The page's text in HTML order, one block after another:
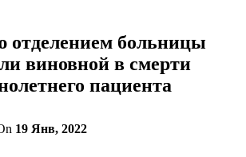
отделением больницы
виновной в смерти
пациента
19 Янв, 2022